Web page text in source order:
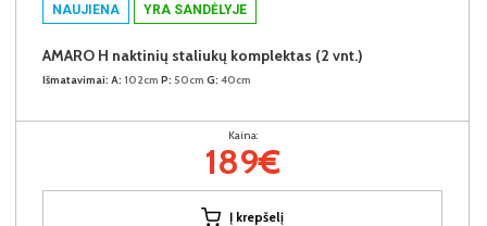
NAUJIENA YRA SANDĖLYJE
AMARO H naktinių staliukų komplektas (2 vnt.)
Išmatavimai: A: 102cm P: 50cm G: 40cm
Kaina:
189€
Į krepšelį